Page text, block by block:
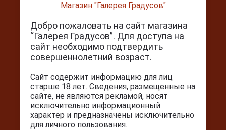
Контакты
г. Москва, Серпуховский вал, д. 5
Ежедневно с 10:00 до 22:00
info@cigarpro.ru
Покупателям
Магазин "Галерея Градусов"
Добро пожаловать на сайт магазина
“Галерея Градусов”. Для доступа на
сайт необходимо подтвердить
совершеннолетний возраст.
Сайт содержит информацию для лиц
старше 18 лет. Сведения, размещенные на
сайте, не являются рекламой, носят
исключительно информационный
характер и предназначены исключительно
для личного пользования.